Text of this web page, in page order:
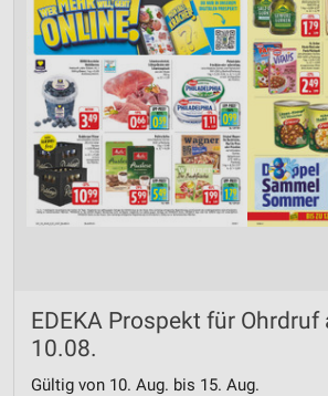
EDEKA Prospekt für Ohrdruf
10.08.
Gültig von 10. Aug. bis 15. Aug.